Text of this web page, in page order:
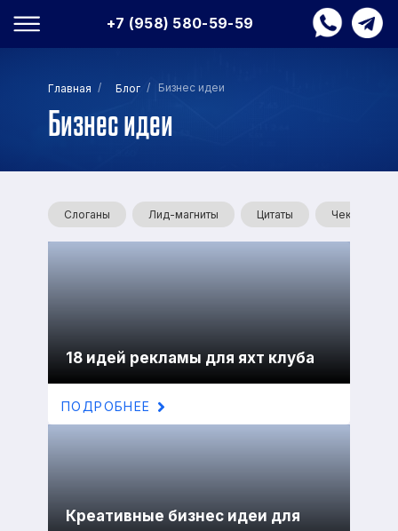
+7 (958) 580-59-59
Главная / Блог / Бизнес идеи
Бизнес идеи
Слоганы Лид-магниты Цитаты Чек-листы
18 идей рекламы для яхт клуба
ПОДРОБНЕЕ
Креативные бизнес идеи для